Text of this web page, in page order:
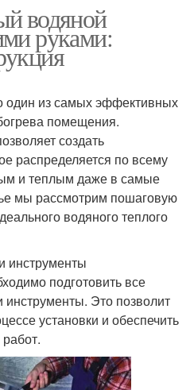
водяной
руками:
из самых эффективных
помещения.
создать
распределяется по всему
и теплым даже в самые
мы рассмотрим пошаговую
водяного теплого
инструменты
подготовить все
Это позволит
установки и обеспечить